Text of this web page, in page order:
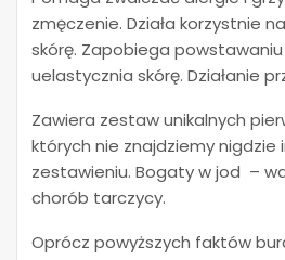
zmęczenie. Działa korzystnie
skórę. Zapobiega
uelastycznia skórę. Działanie
Zawiera zestaw unikalnych
których nie znajdziemy nigdzie
zestawieniu. Bogaty w jod –
chorób tarczycy.
Oprócz powyższych faktów